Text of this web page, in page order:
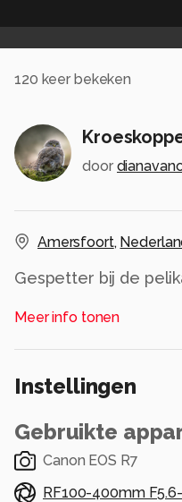
120 keer bekeken
door
Amersfoort,
Gespetter bij de
Alle rechten voorbehouden
Meer info tonen
Instellingen
Gebruikte
Canon EOS R7
RF100-400mm